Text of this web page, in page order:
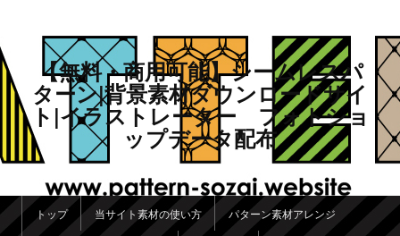
【無料・商用可能】シームレスパ
ターン|背景素材ダウンロードサイ
ト|イラストレーター フォトショ
ップデータ配布
メインメニュー
メインコンテンツへ移動
サブコンテンツへ移動
トップ 当サイト素材の使い方 パターン素材アレンジ